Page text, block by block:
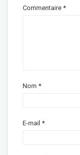
Commentaire *
Nom *
E-mail *